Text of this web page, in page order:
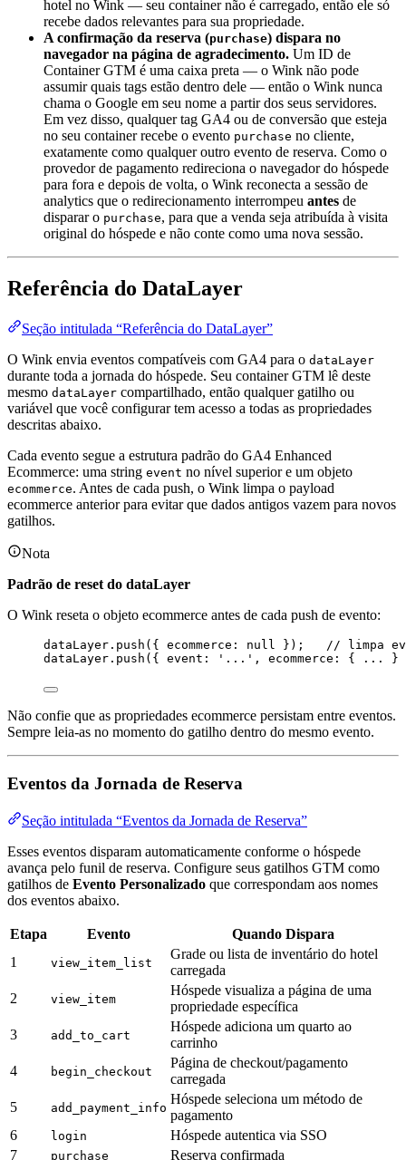
hotel no Wink — seu container não é carregado, então ele só
recebe dados relevantes para sua propriedade.
A confirmação da reserva (purchase) dispara no
navegador na página de agradecimento. Um ID de
Container GTM é uma caixa preta — o Wink não pode
assumir quais tags estão dentro dele — então o Wink nunca
chama o Google em seu nome a partir dos seus servidores.
Em vez disso, qualquer tag GA4 ou de conversão que esteja
no seu container recebe o evento purchase no cliente,
exatamente como qualquer outro evento de reserva. Como o
provedor de pagamento redireciona o navegador do hóspede
para fora e depois de volta, o Wink reconecta a sessão de
analytics que o redirecionamento interrompeu antes de
disparar o purchase, para que a venda seja atribuída à visita
original do hóspede e não conte como uma nova sessão.
Referência do DataLayer
Seção intitulada “Referência do DataLayer”
O Wink envia eventos compatíveis com GA4 para o dataLayer
durante toda a jornada do hóspede. Seu container GTM lê deste
mesmo dataLayer compartilhado, então qualquer gatilho ou
variável que você configurar tem acesso a todas as propriedades
descritas abaixo.
Cada evento segue a estrutura padrão do GA4 Enhanced
Ecommerce: uma string event no nível superior e um objeto
ecommerce. Antes de cada push, o Wink limpa o payload
ecommerce anterior para evitar que dados antigos vazem para novos
gatilhos.
Nota
Padrão de reset do dataLayer
O Wink reseta o objeto ecommerce antes de cada push de evento:
dataLayer . push ({ ecommerce: null }); // limpa
dataLayer . push ({ event: ' ... ' , ecommerce: { ... }
Não confie que as propriedades ecommerce persistam entre eventos.
Sempre leia-as no momento do gatilho dentro do mesmo evento.
Eventos da Jornada de Reserva
Seção intitulada “Eventos da Jornada de Reserva”
Esses eventos disparam automaticamente conforme o hóspede
avança pelo funil de reserva. Configure seus gatilhos GTM como
gatilhos de Evento Personalizado que correspondam aos nomes
dos eventos abaixo.
Etapa Evento
Quando Dispara
1
view_item_list
Grade ou lista de inventário do hotel
carregada
2
view_item
Hóspede visualiza a página de uma
propriedade específica
3
add_to_cart
Hóspede adiciona um quarto ao
carrinho
4
begin_checkout
Página de checkout/pagamento
carregada
5
add_payment_info
Hóspede seleciona um método de
pagamento
6
login
Hóspede autentica via SSO
7
purchase
Reserva confirmada